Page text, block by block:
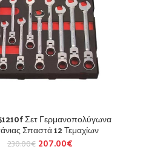
Σετ Γερμανοπολύγωνα
Σπαστά 12 Τεμαχίων
230.00€ 207.00€